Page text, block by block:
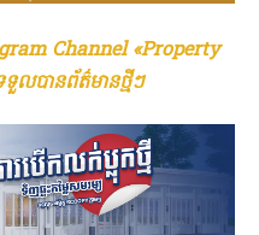
Channel «Property
លបានព័ត៌មានថ្មីៗ